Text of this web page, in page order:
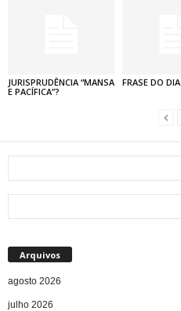
JURISPRUDÊNCIA “MANSA
E PACÍFICA”?
FRASE DO DIA
Arquivos
agosto 2026
julho 2026